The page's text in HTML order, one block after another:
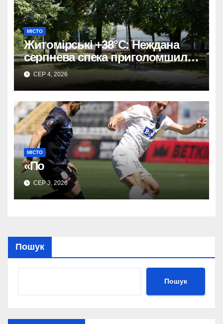
МІСТО
Житомірські +38°C: Неждана
серпнева спека приголомшила
місто
СЕР 4, 2026
МІСТО
«По
СЕР 3, 2026
Пошук
Пошук